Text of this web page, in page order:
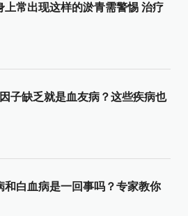
上常出现这样的淤青需警惕 治疗
子缺乏就是血友病？这些疾病也
和白血病是一回事吗？专家教你